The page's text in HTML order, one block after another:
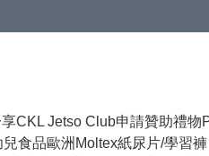
CKL Jetso Club申請贊助禮物
食品歐洲Moltex紙尿片/學習褲